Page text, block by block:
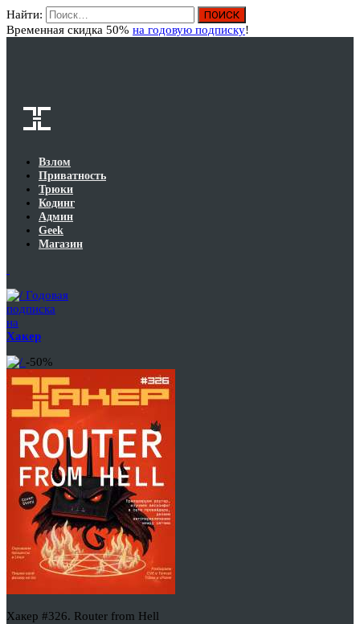
Найти:
Временная скидка 50% на годовую подписку!
Взлом
Приватность
Трюки
Кодинг
Админ
Geek
Магазин
Годовая
подписка
на
Хакер
-50%
Хакер #326. Router from Hell